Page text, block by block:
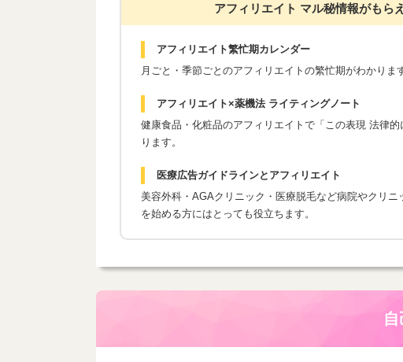
アフィリエイト マル秘情報がもら
アフィリエイト繁忙期カレンダー
月ごと・季節ごとのアフィリエイトの繁忙期がわかりま
アフィリエイト×薬機法 ライティングノート
健康食品・化粧品のアフィリエイトで「この表現 法律
ります。
医療広告ガイドラインとアフィリエイト
美容外科・AGAクリニック・医療脱毛など病院やクリニ
を始める方にはとっても役立ちます。